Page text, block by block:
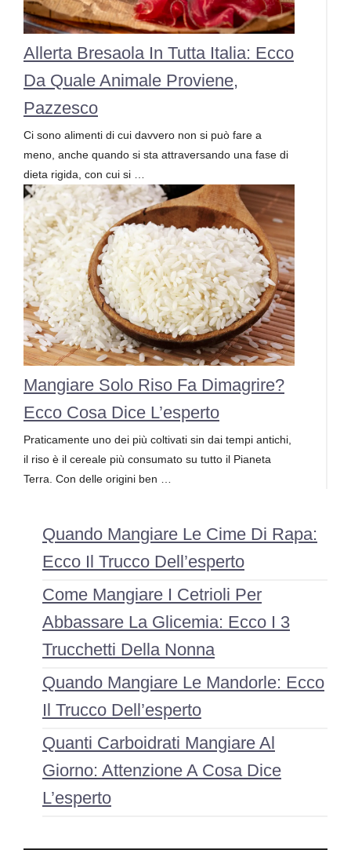
Allerta Bresaola In Tutta Italia: Ecco
Da Quale Animale Proviene,
Pazzesco
Ci sono alimenti di cui davvero non si può fare a
meno, anche quando si sta attraversando una fase di
dieta rigida, con cui si …
Mangiare Solo Riso Fa Dimagrire?
Ecco Cosa Dice L’esperto
Praticamente uno dei più coltivati sin dai tempi antichi,
il riso è il cereale più consumato su tutto il Pianeta
Terra. Con delle origini ben …
Quando Mangiare Le Cime Di Rapa:
Ecco Il Trucco Dell’esperto
Come Mangiare I Cetrioli Per
Abbassare La Glicemia: Ecco I 3
Trucchetti Della Nonna
Quando Mangiare Le Mandorle: Ecco
Il Trucco Dell’esperto
Quanti Carboidrati Mangiare Al
Giorno: Attenzione A Cosa Dice
L’esperto